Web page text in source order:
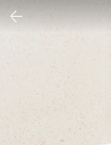
클릭 시 이미지 확대 보기 팝업 열림